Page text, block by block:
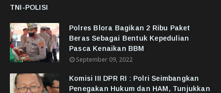
TNI-POLISI
Polres Blora Bagikan 2 Ribu Paket
Beras Sebagai Bentuk Kepedulian
Pasca Kenaikan BBM
September 09, 2022
Komisi III DPR RI : Polri Seimbangkan
Penegakan Hukum dan HAM, Tunjukkan